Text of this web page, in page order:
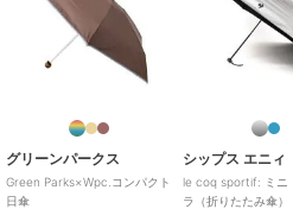
グリーンパークス
Green Parks×Wpc.コンパクト
日傘
シップス エニィ
le coq sportif: ミニ
ラ（折りたたみ傘）